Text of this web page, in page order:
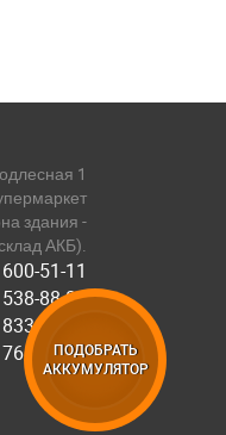
1
здания -
АКБ).
51-11
88-81
44-55
11-61
ПОДОБРАТЬ
АККУМУЛЯТОР